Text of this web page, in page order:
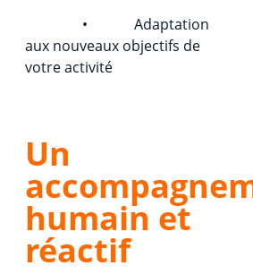
• Adaptation
aux nouveaux objectifs de
votre activité
Un
humain et
réactif